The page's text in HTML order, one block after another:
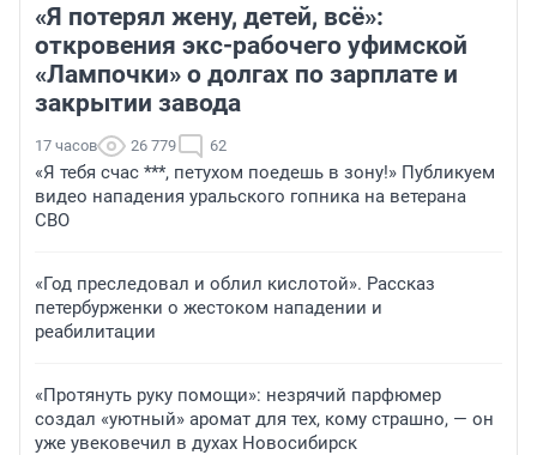
«Я потерял жену, детей, всё»:
откровения экс-рабочего уфимской
«Лампочки» о долгах по зарплате и
закрытии завода
17 часов 26 779 62
«Я тебя счас ***, петухом поедешь в зону!» Публикуем
видео нападения уральского гопника на ветерана
СВО
«Год преследовал и облил кислотой». Рассказ
петербурженки о жестоком нападении и
реабилитации
«Протянуть руку помощи»: незрячий парфюмер
создал «уютный» аромат для тех, кому страшно, — он
уже увековечил в духах Новосибирск